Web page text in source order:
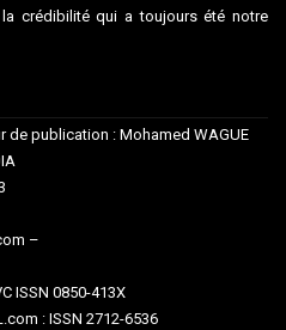
crédibilité qui a toujours été notre
de publication : Mohamed WAGUE
–
ISSN 0850-413X
: ISSN 2712-6536